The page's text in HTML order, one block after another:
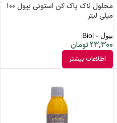
محلول لاک پاک کن استونی بیول ۱۰۰
میلی لیتر
بیول - Biol
23,300 تومان
اطلاعات بیشتر